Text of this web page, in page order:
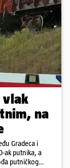
vlak
na
Gradeca i
ak putnika, a
putničkog